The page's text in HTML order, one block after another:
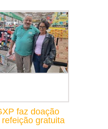
faz doação
gratuita